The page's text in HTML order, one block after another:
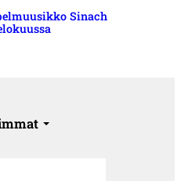
Sinach